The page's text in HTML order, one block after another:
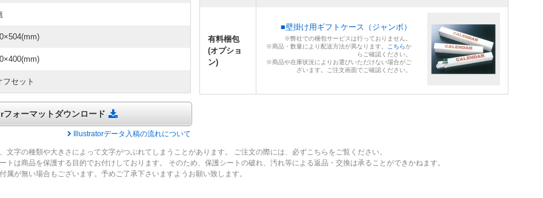
フセット
ォーマットダウンロード
Illustratorデータ入稿の流れについて
有料梱包
(オプショ
ン)
■壁掛け用ギフトケース（ジャンボ）
※弊社での梱包サービスは行っておりません。
※商品・数量により配送方法が異なります。
こちらか
らご確認ください。
※商品や在庫状況によりお選びいただけない場合がご
ざいます。ご注文画面でご確認ください。
字の種類や大きさによって文字がつぶれてしまうことがあります。 ご注文の際には、必ずこちらをご覧ください。
は商品を保護する目的でお付けしております。 そのため、保護シートの破れ、汚れ等による返品・交換は承ることができかねます。
属が無い場合もございます。予めご了承下さいますようお願い致します。